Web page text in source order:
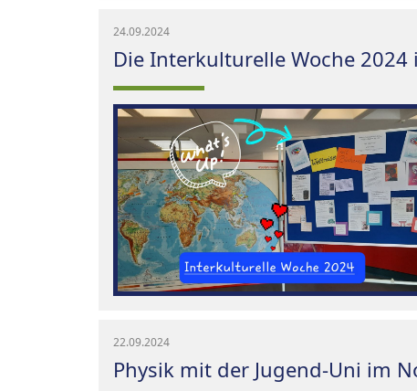
24.09.2024
Die Interkulturelle Woche
22.09.2024
Physik mit der Jugend-Uni im